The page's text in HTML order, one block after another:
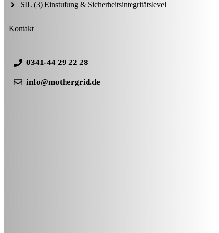
SIL (3) Einstufung & Sicherheitsintegritätslevel
Kontakt
0341-44 29 22 28
info@mothergrid.de